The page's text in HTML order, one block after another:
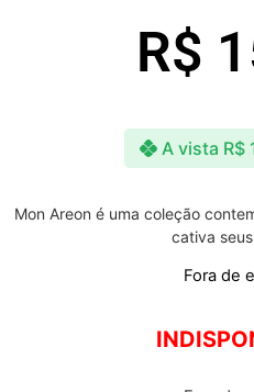
R$
A vista R$
Mon Areon é uma coleção
cativa
Fora de